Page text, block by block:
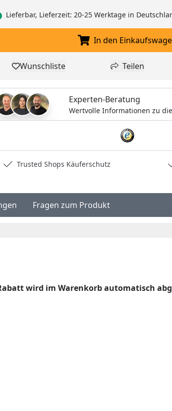
Lieferbar, Lieferzeit: 20-25 Werktage in
In den
In den
Produkt zur Wunschliste hinzufügen
Wunschliste Teilen
Teilen
Experten-Beratung
Wertvolle Informationen zu
Trusted Shops Käuferschutz
Fragen zum Produkt
wird im Warenkorb automatisch